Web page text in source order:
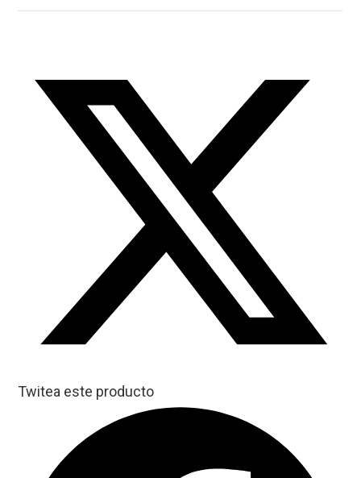
Twitea este producto